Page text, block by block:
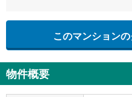
このマンション
物件概要